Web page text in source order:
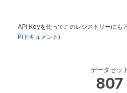
データセット
807
API Keyを使ってこのレジストリーにも
PIドキュメント ).